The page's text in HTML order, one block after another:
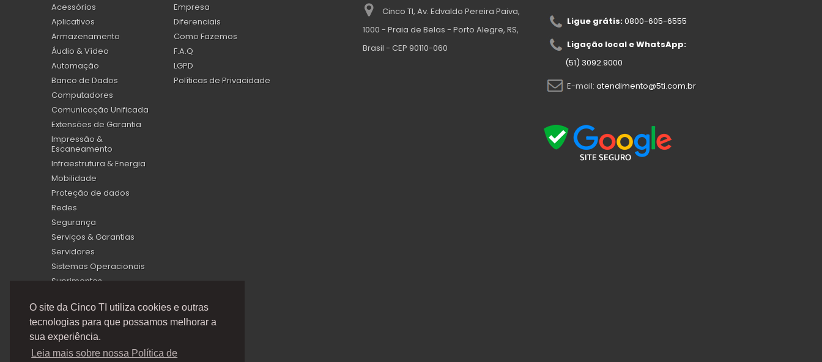
O site da Cinco TI utiliza cookies e outras
tecnologias para que possamos melhorar a
sua experiência.
Leia mais sobre nossa Política de
Acessórios
Aplicativos
Armazenamento
Áudio & Vídeo
Automação
Banco de Dados
Computadores
Comunicação Unificada
Extensões de Garantia
Impressão &
Escaneamento
Infraestrutura & Energia
Mobilidade
Proteção de dados
Redes
Segurança
Serviços & Garantias
Servidores
Sistemas Operacionais
Suprimentos
Empresa
Diferenciais
Como Fazemos
F.A.Q
LGPD
Políticas de Privacidade
Cinco TI, Av. Edvaldo Pereira Paiva,
1000 - Praia de Belas - Porto Alegre, RS,
Brasil - CEP 90110-060
Ligue grátis:0800-605-6555
Ligação local e WhatsApp:
(51) 3092.9000
E-mail: atendimento@5ti.com.br